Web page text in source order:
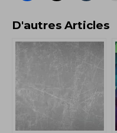
D'autres Articles